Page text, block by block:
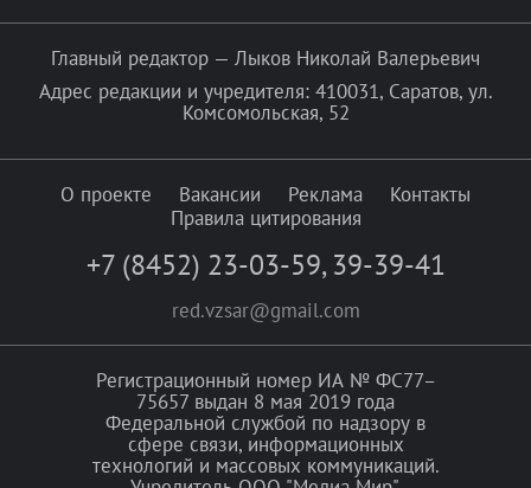
Главный редактор — Лыков Николай Валерьевич
Адрес редакции и учредителя: 410031, Саратов, ул.
Комсомольская, 52
О проекте Вакансии Реклама
Контакты
Правила цитирования
+7 (8452) 23-03-59, 39-39-41
red.vzsar@gmail.com
Регистрационный номер ИА № ФС77–
75657 выдан 8 мая 2019 года
Федеральной службой по надзору в
сфере связи, информационных
технологий и массовых коммуникаций.